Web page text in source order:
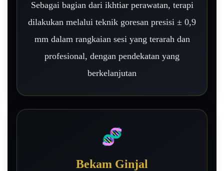
Sebagai bagian dari ikhtiar perawatan, terapi
dilakukan melalui teknik goresan presisi ± 0,9
mm dalam rangkaian sesi yang terarah dan
profesional, dengan pendekatan yang
berkelanjutan
🧬
Bekam Ginjal